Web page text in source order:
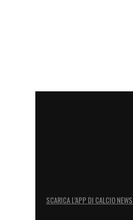
LA PLAYLIST
SCARICA L’APP DI CALCIO